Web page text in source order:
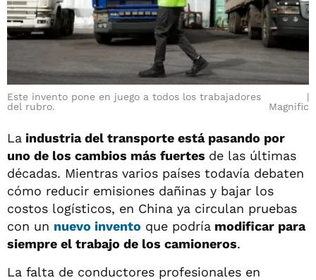
Este invento pone en juego a todos los trabajadores
del rubro.
Magnific
La industria del transporte está pasando por
uno de los cambios más fuertes de las últimas
décadas. Mientras varios países todavía debaten
cómo reducir emisiones dañinas y bajar los
costos logísticos, en China ya circulan pruebas
con un nuevo invento que podría modificar para
siempre el trabajo de los camioneros.
La falta de conductores profesionales en